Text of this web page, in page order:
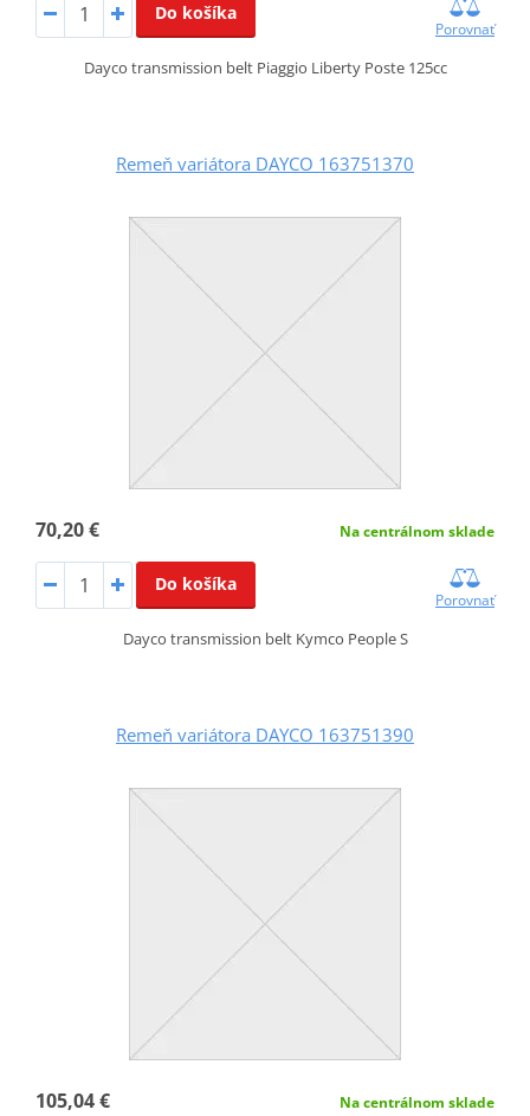
Do košíka
Porovnať
Dayco transmission belt Piaggio Liberty Poste 125cc
Remeň variátora DAYCO 163751370
70,20 € Na centrálnom sklade
Do košíka
Porovnať
Dayco transmission belt Kymco People S
Remeň variátora DAYCO 163751390
105,04 € Na centrálnom sklade